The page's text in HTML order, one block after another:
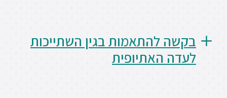
היחידה
לבינלאומיות
בקשה להתאמות בגין השתייכות
לעדה האתיופית